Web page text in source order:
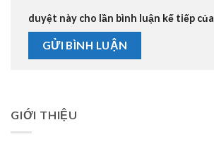
duyệt này cho lần bình luận kế tiếp
GIỚI THIỆU